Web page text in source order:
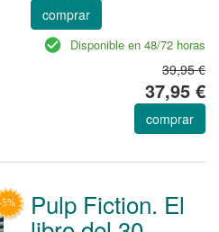
comprar
Disponible en 48/72 horas
39,95 €
37,95 €
comprar
Pulp Fiction. El